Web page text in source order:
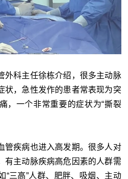
外科主任徐栋介绍，很多主动脉
状，急性发作的患者常表现为突
，一个非常重要的症状为“撕裂
管疾病也进入高发期。很多人对
有主动脉疾病高危因素的人群需
“三高”人群、肥胖、吸烟、主动